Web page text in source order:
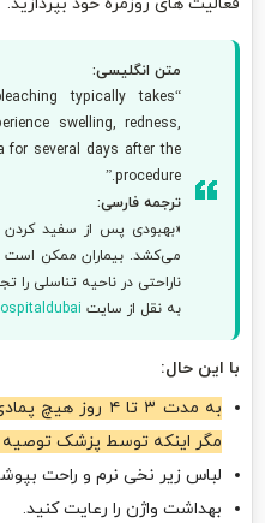
متن انگلیسی:
typically takes
swelling, redness,
for several days after the
procedure.”
ترجمه فارسی:
«بهبودی پس از سفید کردن
می‌کشد. بیماران ممکن است
ناراحتی در ناحیه تناسلی را
به نقل از سایت
با این حال:
به مدت ۳ تا ۴
مگر اینکه توسط پزشک
لباس زیر نخی نرم و راحت
بهداشت واژن را رعایت کنید.